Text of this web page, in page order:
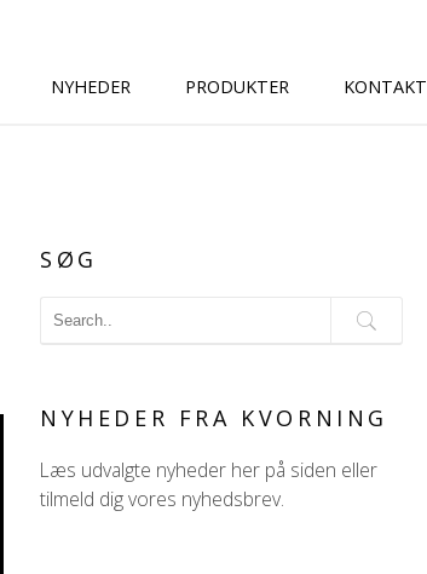
NYHEDER PRODUKTER KONTAKT
SØG
NYHEDER FRA KVORNING
Læs udvalgte nyheder her på siden eller
tilmeld dig vores nyhedsbrev.